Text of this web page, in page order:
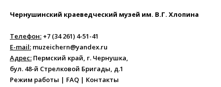
Чернушинский краеведческий музей им. В.Г. Хлопина
Телефон: +7 (34 261) 4-51-41
E-mail: muzeichern@yandex.ru
Адрес: Пермский край, г. Чернушка,
бул. 48-й Стрелковой Бригады, д.1
Режим работы | FAQ | Контакты